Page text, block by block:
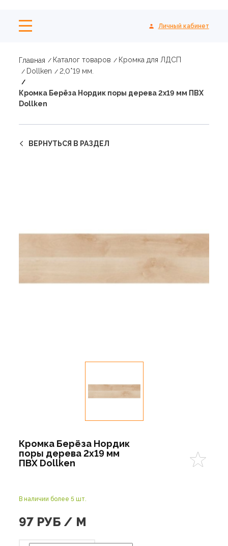
Личный кабинет
Главная Каталог товаров
Кромка для ЛДСП
Dollken
2,0*19 мм.
Кромка Берёза Нордик поры дерева 2х19 мм ПВХ
Dollken
ВЕРНУТЬСЯ В РАЗДЕЛ
Кромка Берёза Нордик
поры дерева 2х19 мм
ПВХ Dollken
В наличии более 5 шт.
97 РУБ / М